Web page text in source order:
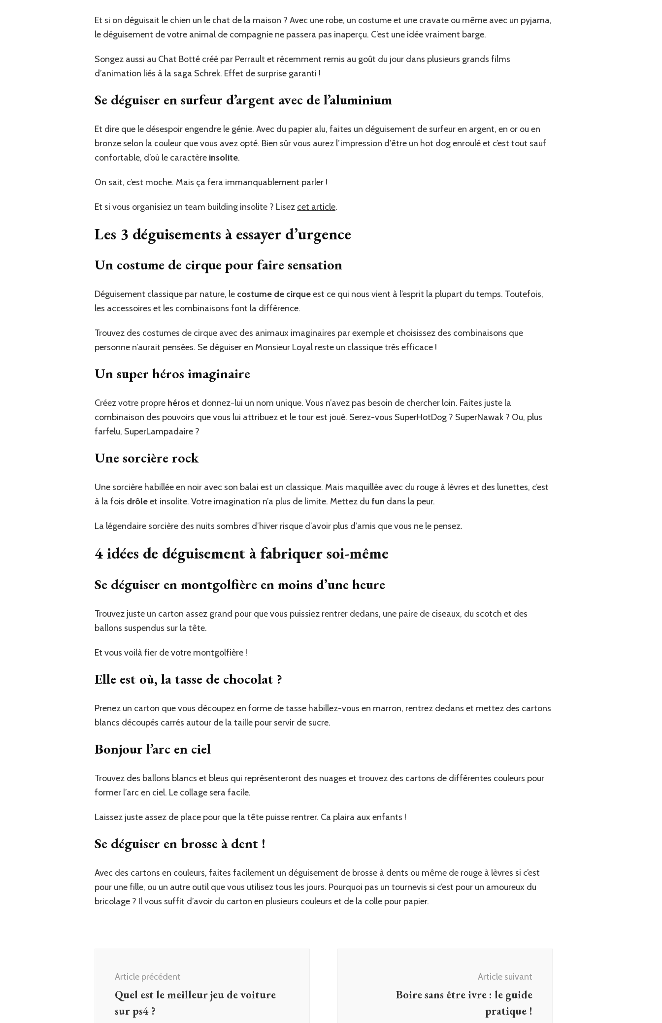
Et si on déguisait le chien un le chat de la maison ? Avec une robe, un costume et une cravate ou même avec un pyjama,
le déguisement de votre animal de compagnie ne passera pas inaperçu. C’est une idée vraiment barge.
Songez aussi au Chat Botté créé par Perrault et récemment remis au goût du jour dans plusieurs grands films
d’animation liés à la saga Schrek. Effet de surprise garanti !
Se déguiser en surfeur d’argent avec de l’aluminium
Et dire que le désespoir engendre le génie. Avec du papier alu, faites un déguisement de surfeur en argent, en or ou en
bronze selon la couleur que vous avez opté. Bien sûr vous aurez l’impression d’être un hot dog enroulé et c’est tout sauf
confortable, d’où le caractère insolite.
On sait, c’est moche. Mais ça fera immanquablement parler !
Et si vous organisiez un team building insolite ? Lisez cet article.
Les 3 déguisements à essayer d’urgence
Un costume de cirque pour faire sensation
Déguisement classique par nature, le costume de cirqueest ce qui nous vient à l’esprit la plupart du temps. Toutefois,
les accessoires et les combinaisons font la différence.
Trouvez des costumes de cirque avec des animaux imaginaires par exemple et choisissez des combinaisons que
personne n’aurait pensées. Se déguiser en Monsieur Loyal reste un classique très efficace !
Un super héros imaginaire
Créez votre propre héroset donnez-lui un nom unique. Vous n’avez pas besoin de chercher loin. Faites juste la
combinaison des pouvoirs que vous lui attribuez et le tour est joué. Serez-vous SuperHotDog ? SuperNawak ? Ou, plus
farfelu, SuperLampadaire ?
Une sorcière rock
Une sorcière habillée en noir avec son balai est un classique. Mais maquillée avec du rouge à lèvres et des lunettes, c’est
à la fois drôleet insolite. Votre imagination n’a plus de limite. Mettez du fun dans la peur.
La légendaire sorcière des nuits sombres d’hiver risque d’avoir plus d’amis que vous ne le pensez.
4 idées de déguisement à fabriquer soi-même
Se déguiser en montgolfière en moins d’une heure
Trouvez juste un carton assez grand pour que vous puissiez rentrer dedans, une paire de ciseaux, du scotch et des
ballons suspendus sur la tête.
Et vous voilà fier de votre montgolfière !
Elle est où, la tasse de chocolat ?
Prenez un carton que vous découpez en forme de tasse habillez-vous en marron, rentrez dedans et mettez des cartons
blancs découpés carrés autour de la taille pour servir de sucre.
Bonjour l’arc en ciel
Trouvez des ballons blancs et bleus qui représenteront des nuages et trouvez des cartons de différentes couleurs pour
former l’arc en ciel. Le collage sera facile.
Laissez juste assez de place pour que la tête puisse rentrer. Ca plaira aux enfants !
Se déguiser en brosse à dent !
Avec des cartons en couleurs, faites facilement un déguisement de brosse à dents ou même de rouge à lèvres si c’est
pour une fille, ou un autre outil que vous utilisez tous les jours. Pourquoi pas un tournevis si c’est pour un amoureux du
bricolage ? Il vous suffit d’avoir du carton en plusieurs couleurs et de la colle pour papier.
d'article
Article précédent
Quel est le meilleur jeu de voiture
sur ps4 ?
Article suivant
Boire sans être ivre : le guide
pratique !